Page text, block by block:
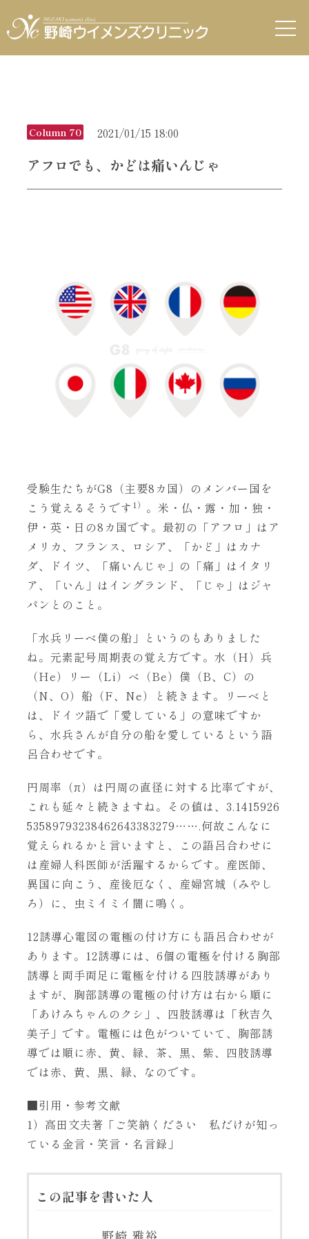
Column 70 2021/01/15 18:00
アフロでも、かどは痛いんじゃ
受験生たちがG8（主要8カ国）のメンバー国を
こう覚えるそうです 1） 。米・仏・露・加・独・
伊・英・日の8カ国です。最初の「アフロ」はア
メリカ、フランス、ロシア、「かど」はカナ
ダ、ドイツ、「痛いんじゃ」の「痛」はイタリ
ア、「いん」はイングランド、「じゃ」はジャ
パンとのこと。
「水兵リーベ僕の船」というのもありました
ね。元素記号周期表の覚え方です。水（H）兵
（He）リー（Li）べ（Be）僕（B、C）の
（N、O）船（F、Ne）と続きます。リーベと
は、ドイツ語で「愛している」の意味ですか
ら、水兵さんが自分の船を愛しているという語
呂合わせです。
円周率（π）は円周の直径に対する比率ですが、
これも延々と続きますね。その値は、3.1415926
53589793238462643383279…….何故こんなに
覚えられるかと言いますと、この語呂合わせに
は産婦人科医師が活躍するからです。産医師、
異国に向こう、産後厄なく、産婦宮城（みやし
ろ）に、虫ミイミイ闇に鳴く。
12誘導心電図の電極の付け方にも語呂合わせが
あります。12誘導には、6個の電極を付ける胸部
誘導と両手両足に電極を付ける四肢誘導があり
ますが、胸部誘導の電極の付け方は右から順に
「あけみちゃんのクシ」、四肢誘導は「秋吉久
美子」です。電極には色がついていて、胸部誘
導では順に赤、黄、緑、茶、黒、紫、四肢誘導
では赤、黄、黒、緑、なのです。
■引用・参考文献
1）高田文夫著「ご笑納ください 私だけが知っ
ている金言・笑言・名言録」
この記事を書いた人